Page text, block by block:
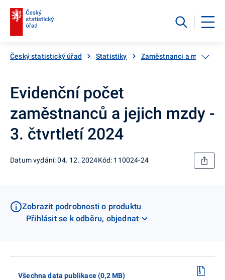
Český statistický úřad Statistiky Zaměstnanci a mzdy
Evidenční počet
zaměstnanců a jejich mzdy -
3. čtvrtletí 2024
Datum vydání: 04. 12. 2024Kód: 110024-24
Zobrazit podrobnosti o produktu
Přihlásit se k odběru, objednat
Všechna data publikace (0,2 MB)